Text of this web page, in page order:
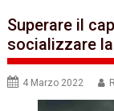
Superare il
socializzare
4 Marzo 2022